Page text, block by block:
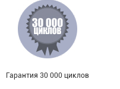
Гарантия 30 000 циклов